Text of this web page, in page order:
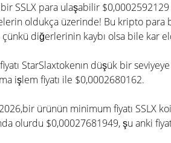
SSLX para ulaşabilir
oldukça üzerinde! Bu kripto
çünkü diğerlerinin kaybı olsa bile kar
StarSlaxtokenın düşük bir
işlem fiyatı ile $0,0002680162.
ürünün minimum fiyatı SSLX
olurdu $0,00027681949, şu anki